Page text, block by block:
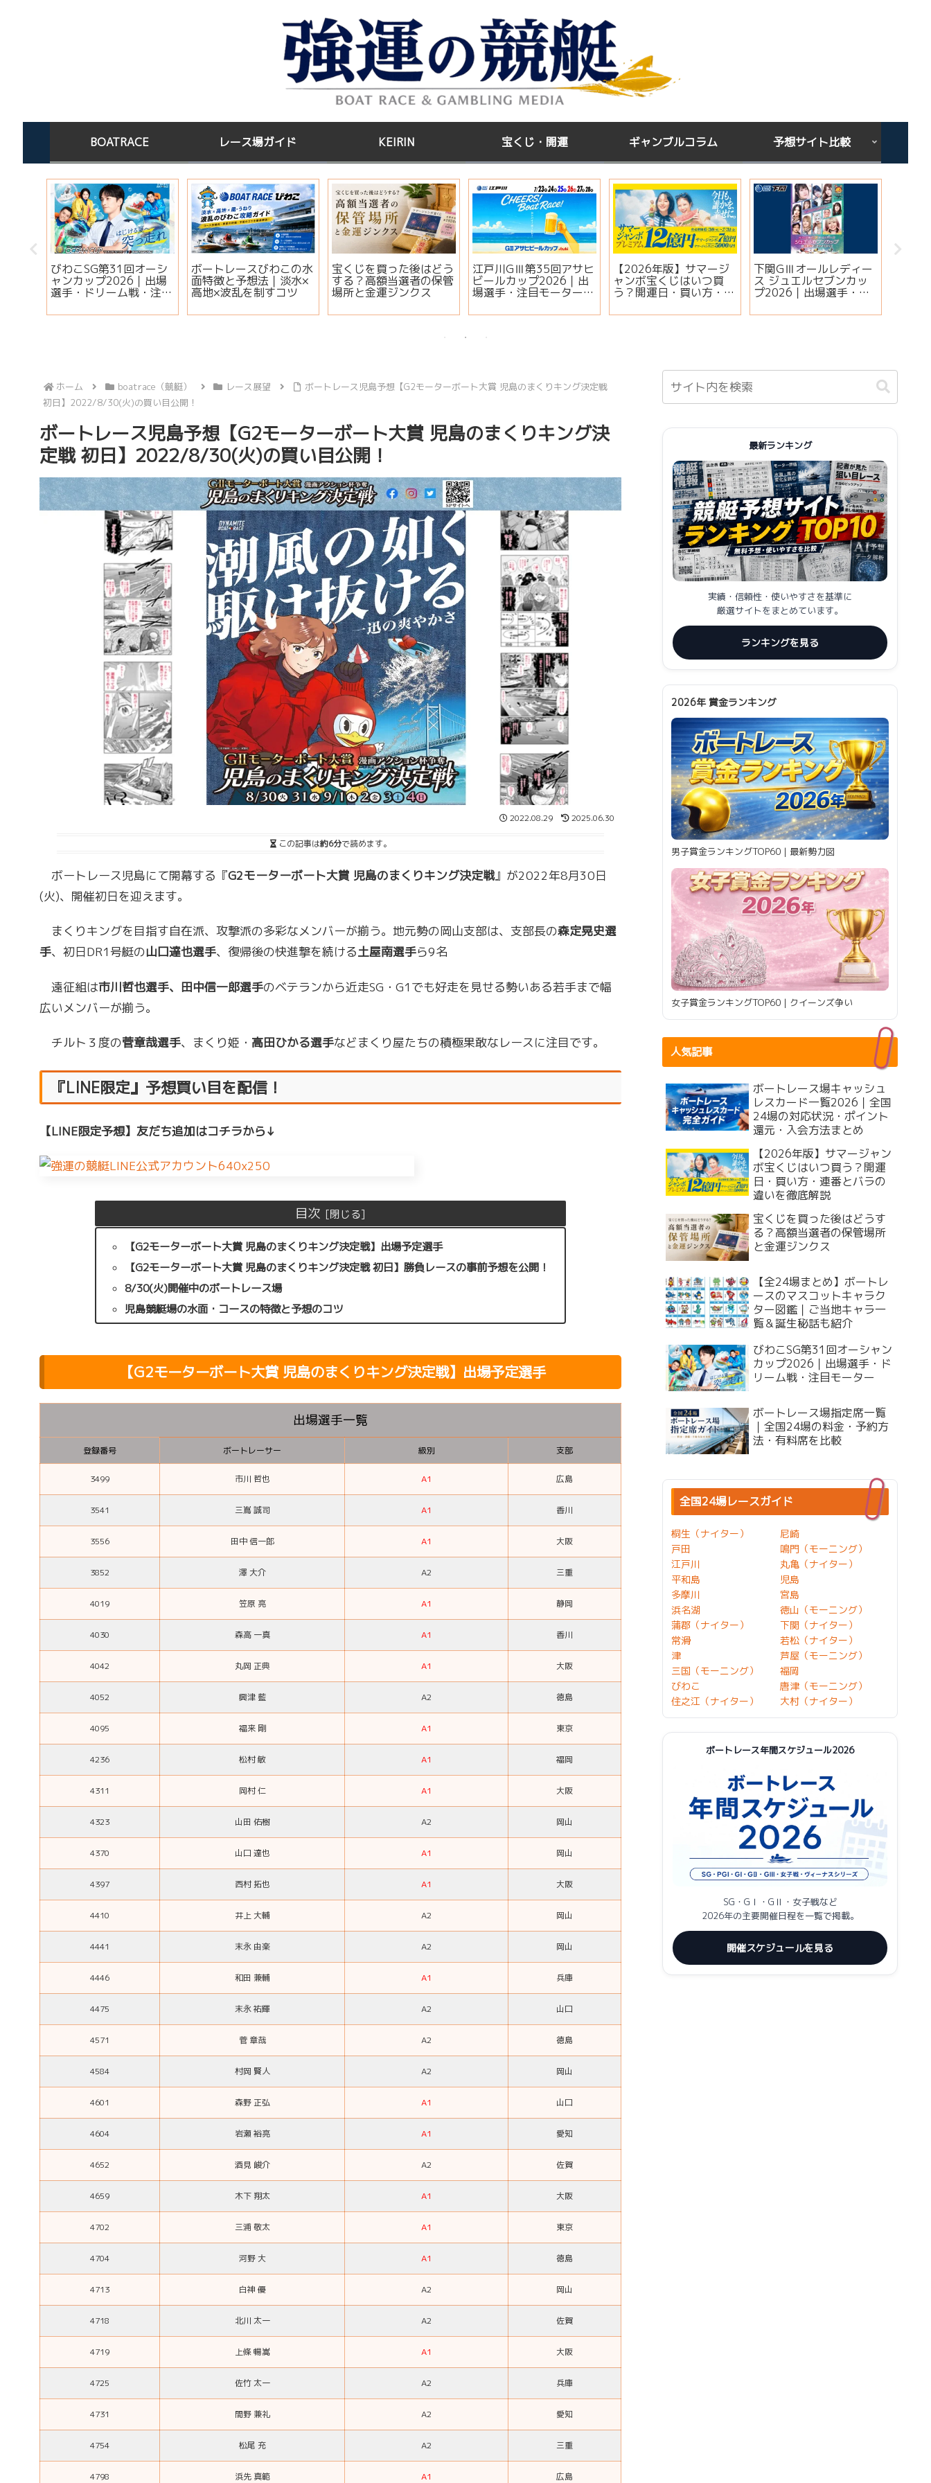
BOATRACE レース場ガイド KEIRIN 宝くじ・開運 ギャンブルコラム 予想サイト比較
びわこSG第31回オーシ
ャンカップ2026｜出場
選手・ドリーム戦・注目
ボートレースびわこの水
面特徴と予想法｜淡水×
高地×波乱を制すコツ
宝くじを買った後はどう
する？高額当選者の保管
場所と金運ジンクス
江戸川GⅢ第35回アサヒ
ビールカップ2026｜出
場選手・注目モーター・
【2026年版】サマージ
ャンボ宝くじはいつ買
う？開運日・買い方・連
説
下関GⅢオールレディー
ス ジュエルセブンカッ
プ2026｜出場選手・注
報まとめ
ホーム boatrace（競艇） レース展望
ボートレース児島予想【G2モーターボート大賞 児島のまくりキング決定戦
初日】2022/8/30(火)の買い目公開！
ボートレース児島予想【G2モーターボート大賞 児島のまくりキング決
定戦 初日】2022/8/30(火)の買い目公開！
2022.08.29 2025.06.30
この記事は約6分で読めます。
ボートレース児島にて開幕する『G2モーターボート大賞 児島のまくりキング決定戦』が2022年8月30日
(火)、開催初日を迎えます。
まくりキングを目指す自在派、攻撃派の多彩なメンバーが揃う。地元勢の岡山支部は、支部長の森定晃史選
手、初日DR1号艇の山口達也選手、復帰後の快進撃を続ける土屋南選手ら9名
遠征組は市川哲也選手、田中信一郎選手のベテランから近走SG・G1でも好走を見せる勢いある若手まで幅
広いメンバーが揃う。
チルト３度の菅章哉選手、まくり姫・ 高田ひかる選手などまくり屋たちの積極果敢なレースに注目です。
『LINE限定』予想買い目を配信！
【LINE限定予想】友だち追加はコチラから↓
目次
【G2モーターボート大賞 児島のまくりキング決定戦】出場予定選手
【G2モーターボート大賞 児島のまくりキング決定戦 初日】勝負レースの事前予想を公開！
8/30(火)開催中のボートレース場
児島競艇場の水面・コースの特徴と予想のコツ
【G2モーターボート大賞 児島のまくりキング決定戦】出場予定選手
出場選手一覧
登録番号 ボートレーサー 級別 支部
3499 市川 哲也 A1 広島
3541 三嶌 誠司 A1 香川
3556 田中 信一郎 A1 大阪
3852 澤 大介 A2 三重
4019 笠原 亮 A1 静岡
4030 森高 一真 A1 香川
4042 丸岡 正典 A1 大阪
4052 興津 藍 A2 徳島
4095 福来 剛 A1 東京
4236 松村 敏 A1 福岡
4311 岡村 仁 A1 大阪
4323 山田 佑樹 A2 岡山
4370 山口 達也 A1 岡山
4397 西村 拓也 A1 大阪
4410 井上 大輔 A2 岡山
4441 末永 由楽 A2 岡山
4446 和田 兼輔 A1 兵庫
4475 末永 祐輝 A2 山口
4571 菅 章哉 A2 徳島
4584 村岡 賢人 A2 岡山
4601 森野 正弘 A1 山口
4604 岩瀬 裕亮 A1 愛知
4652 酒見 峻介 A2 佐賀
4659 木下 翔太 A1 大阪
4702 三浦 敬太 A1 東京
4704 河野 大 A1 徳島
4713 白神 優 A2 岡山
4718 北川 太一 A2 佐賀
4719 上條 暢嵩 A1 大阪
4725 佐竹 太一 A2 兵庫
4731 間野 兼礼 A2 愛知
4754 松尾 充 A2 三重
4798 浜先 真範 A1 広島
最新ランキング
実績・信頼性・使いやすさを基準に
厳選サイトをまとめています。
ランキングを見る
2026年 賞金ランキング
男子賞金ランキングTOP60｜最新勢力図
女子賞金ランキングTOP60｜クイーンズ争い
人気記事
ボートレース場キャッシュ
レスカード一覧2026｜全国
24場の対応状況・ポイント
還元・入会方法まとめ
【2026年版】サマージャン
ボ宝くじはいつ買う？開運
日・買い方・連番とバラの
違いを徹底解説
宝くじを買った後はどうす
る？高額当選者の保管場所
と金運ジンクス
【全24場まとめ】ボートレ
ースのマスコットキャラク
ター図鑑｜ご当地キャラ一
覧＆誕生秘話も紹介
びわこSG第31回オーシャン
カップ2026｜出場選手・ド
リーム戦・注目モーター
ボートレース場指定席一覧
｜全国24場の料金・予約方
法・有料席を比較
全国24場レースガイド
桐生（ナイター）
戸田
江戸川
平和島
多摩川
浜名湖
蒲郡（ナイター）
常滑
津
三国（モーニング）
びわこ
住之江（ナイター）
尼崎
鳴門（モーニング）
丸亀（ナイター）
児島
宮島
徳山（モーニング）
下関（ナイター）
若松（ナイター）
芦屋（モーニング）
福岡
唐津（モーニング）
大村（ナイター）
ボートレース年間スケジュール2026
SG・GⅠ・GⅡ・女子戦など
2026年の主要開催日程を一覧で掲載。
開催スケジュールを見る